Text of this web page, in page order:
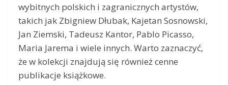
wybitnych polskich i zagranicznych artystów,
takich jak Zbigniew Dłubak, Kajetan Sosnowski,
Jan Ziemski, Tadeusz Kantor, Pablo Picasso,
Maria Jarema i wiele innych. Warto zaznaczyć,
że w kolekcji znajdują się również cenne
publikacje książkowe.